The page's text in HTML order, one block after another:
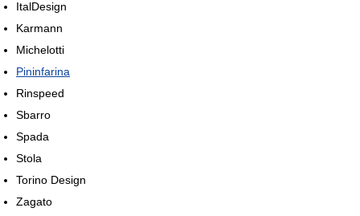
ItalDesign
Karmann
Michelotti
Pininfarina
Rinspeed
Sbarro
Spada
Stola
Torino Design
Zagato